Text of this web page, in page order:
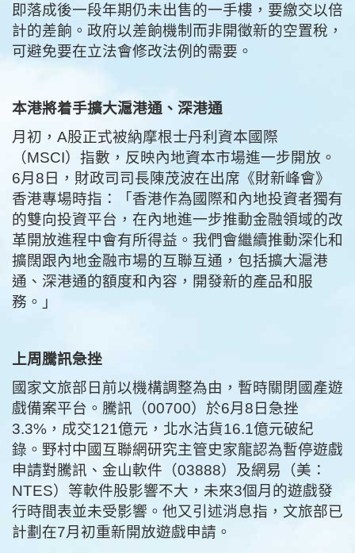
即落成後一段年期仍未出售的一手樓，要繳交以倍
計的差餉。政府以差餉機制而非開徵新的空置稅，
可避免要在立法會修改法例的需要。
本港將着手擴大滬港通、深港通
月初，A股正式被納摩根士丹利資本國際
（MSCI）指數，反映內地資本市場進一步開放。
6月8日，財政司司長陳茂波在出席《財新峰會》
香港專場時指：「香港作為國際和內地投資者獨有
的雙向投資平台，在內地進一步推動金融領域的改
革開放進程中會有所得益。我們會繼續推動深化和
擴闊跟內地金融市場的互聯互通，包括擴大滬港
通、深港通的額度和內容，開發新的產品和服
務。」
上周騰訊急挫
國家文旅部日前以機構調整為由，暫時關閉國產遊
戲備案平台。騰訊（00700）於6月8日急挫
3.3%，成交121億元，北水沽貨16.1億元破紀
錄。野村中國互聯網研究主管史家龍認為暫停遊戲
申請對騰訊、金山軟件（03888）及網易（美：
NTES）等軟件股影響不大，未來3個月的遊戲發
行時間表並未受影響。他又引述消息指，文旅部已
計劃在7月初重新開放遊戲申請。